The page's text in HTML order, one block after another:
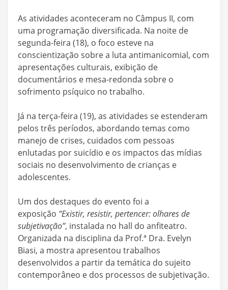
As atividades aconteceram no Câmpus II, com
uma programação diversificada. Na noite de
segunda-feira (18), o foco esteve na
conscientização sobre a luta antimanicomial, com
apresentações culturais, exibição de
documentários e mesa-redonda sobre o
sofrimento psíquico no trabalho.
Já na terça-feira (19), as atividades se estenderam
pelos três períodos, abordando temas como
manejo de crises, cuidados com pessoas
enlutadas por suicídio e os impactos das mídias
sociais no desenvolvimento de crianças e
adolescentes.
Um dos destaques do evento foi a
exposição “Existir, resistir, pertencer: olhares de
subjetivação”, instalada no hall do anfiteatro.
Organizada na disciplina da Prof.ª Dra. Evelyn
Biasi, a mostra apresentou trabalhos
desenvolvidos a partir da temática do sujeito
contemporâneo e dos processos de subjetivação.